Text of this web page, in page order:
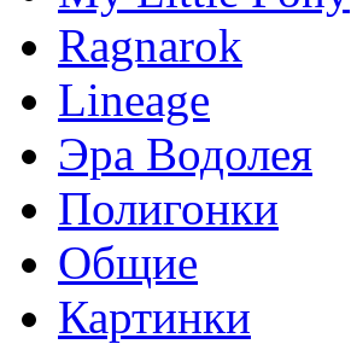
Ragnarok
Lineage
Эра Водолея
Полигонки
Общие
Картинки